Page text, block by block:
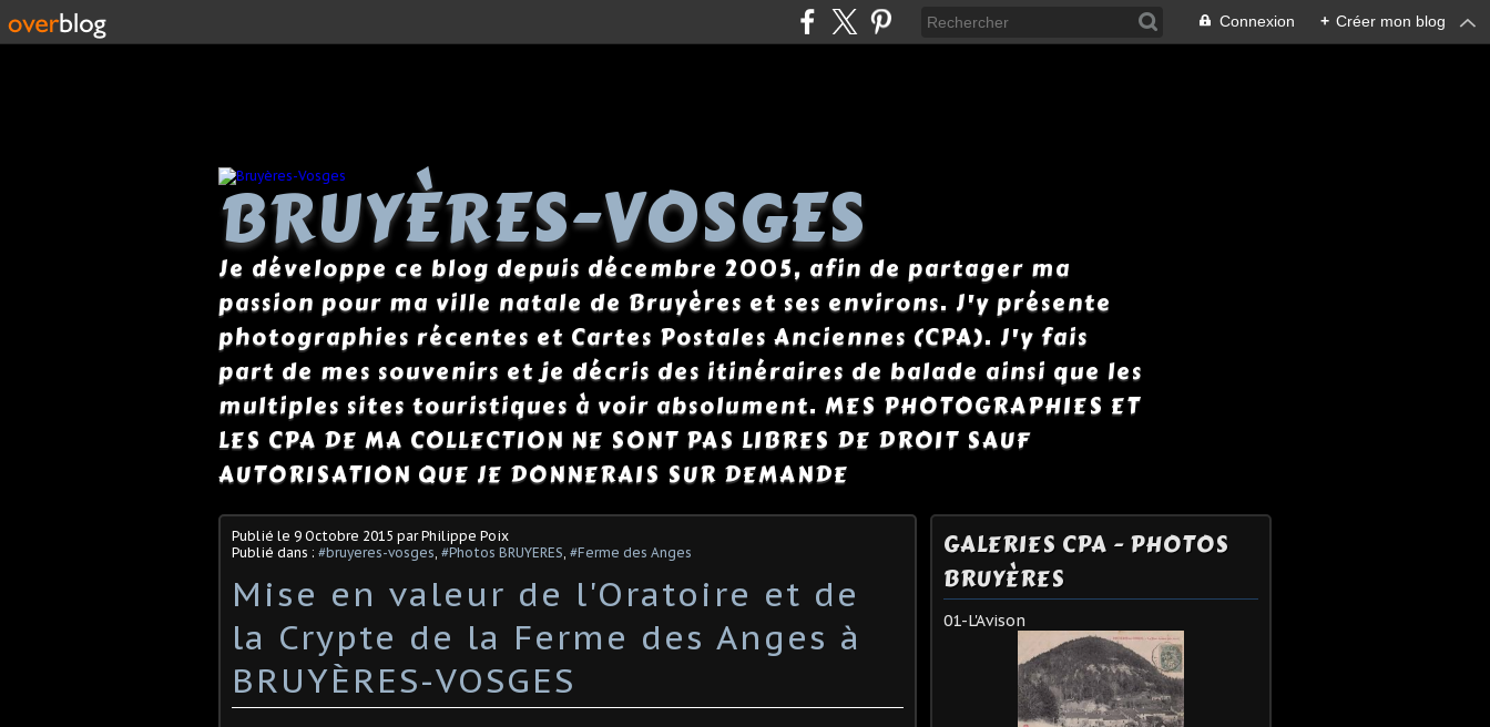
Connexion + Créer mon blog
BRUYÈRES-VOSGES
Je développe ce blog depuis décembre 2005, afin de partager ma
passion pour ma ville natale de Bruyères et ses environs. J'y présente
photographies récentes et Cartes Postales Anciennes (CPA). J'y fais
part de mes souvenirs et je décris des itinéraires de balade ainsi que les
multiples sites touristiques à voir absolument. MES PHOTOGRAPHIES ET
LES CPA DE MA COLLECTION NE SONT PAS LIBRES DE DROIT SAUF
AUTORISATION QUE JE DONNERAIS SUR DEMANDE
Publié le 9 Octobre 2015 par Philippe Poix
Publié dans : #bruyeres-vosges #Photos BRUYERES #Ferme des Anges
Mise en valeur de l'Oratoire et de
la Crypte de la Ferme des Anges à
BRUYÈRES-VOSGES
GALERIES CPA - PHOTOS
BRUYÈRES
01-L'Avison